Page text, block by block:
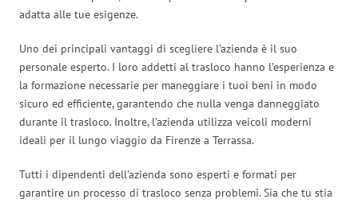
adatta alle tue esigenze.
Uno dei principali vantaggi di scegliere l’azienda è il suo
personale esperto. I loro addetti al trasloco hanno l’esperienza e
la formazione necessarie per maneggiare i tuoi beni in modo
sicuro ed efficiente, garantendo che nulla venga danneggiato
durante il trasloco. Inoltre, l’azienda utilizza veicoli moderni
ideali per il lungo viaggio da Firenze a Terrassa.
Tutti i dipendenti dell’azienda sono esperti e formati per
garantire un processo di trasloco senza problemi. Sia che tu stia